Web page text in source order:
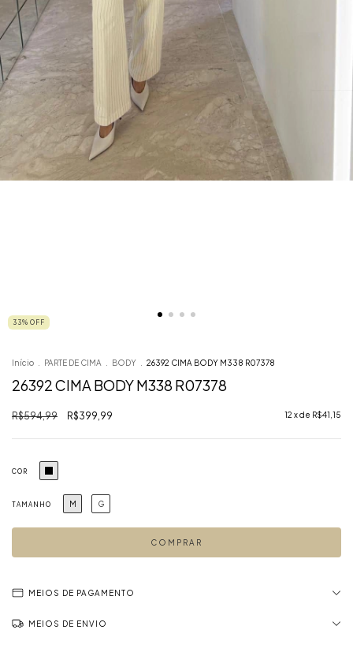
33% OFF
Início . PARTE DE CIMA . BODY . 26392 CIMA BODY M338 R07378
26392 CIMA BODY M338 R07378
R$594,99 R$399,99 12 x de R$41,15
COR
TAMANHO M G
MEIOS DE PAGAMENTO
MEIOS DE ENVIO